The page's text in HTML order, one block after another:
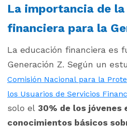
La importancia de
financiera para la
La educación financiera es
Generación Z. Según un
Comisión Nacional para la
los Usuarios de Servicios
solo el 30% de los jóvenes
conocimientos básicos